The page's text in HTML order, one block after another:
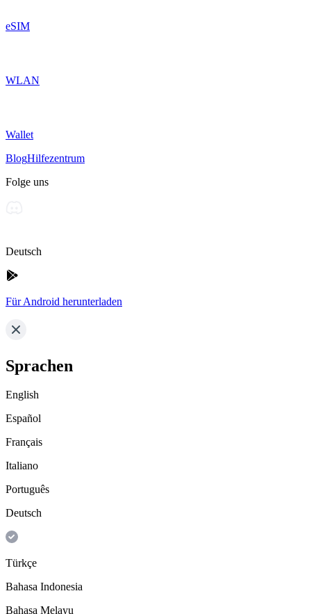
eSIM
WLAN
Wallet
BlogHilfezentrum
Folge uns
Deutsch
Für Android herunterladen
Sprachen
English
Español
Français
Italiano
Português
Deutsch
Türkçe
Bahasa Indonesia
Bahasa Melayu